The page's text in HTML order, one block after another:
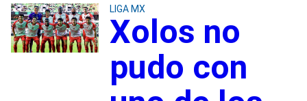
LIGA MX
Xolos no
pudo con